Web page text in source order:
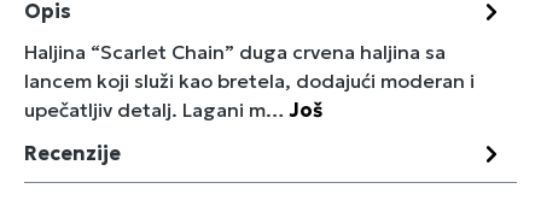
Opis
Haljina “Scarlet Chain” duga crvena haljina sa
lancem koji služi kao bretela, dodajući moderan i
upečatljiv detalj. Lagani m…Još
Recenzije